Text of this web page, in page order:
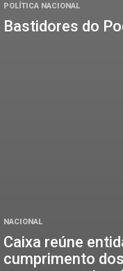
POLÍTICA NACIONAL
Bastidores do
NACIONAL
Caixa reúne
cumprimento